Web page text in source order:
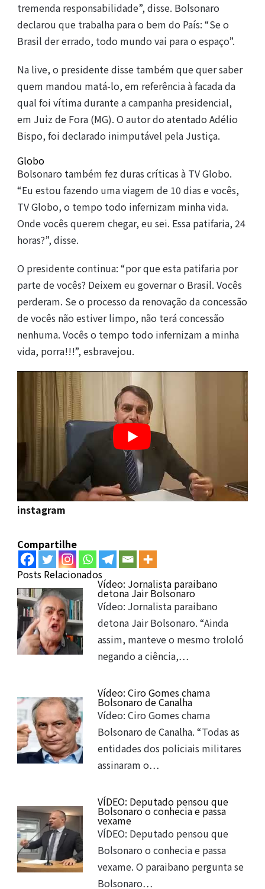
tremenda responsabilidade”, disse. Bolsonaro
declarou que trabalha para o bem do País: “Se o
Brasil der errado, todo mundo vai para o espaço”.
Na live, o presidente disse também que quer saber
quem mandou matá-lo, em referência à facada da
qual foi vítima durante a campanha presidencial,
em Juiz de Fora (MG). O autor do atentado Adélio
Bispo, foi declarado inimputável pela Justiça.
Globo
Bolsonaro também fez duras críticas à TV Globo.
“Eu estou fazendo uma viagem de 10 dias e vocês,
TV Globo, o tempo todo infernizam minha vida.
Onde vocês querem chegar, eu sei. Essa patifaria, 24
horas?”, disse.
O presidente continua: “por que esta patifaria por
parte de vocês? Deixem eu governar o Brasil. Vocês
perderam. Se o processo da renovação da concessão
de vocês não estiver limpo, não terá concessão
nenhuma. Vocês o tempo todo infernizam a minha
vida, porra!!!”, esbravejou.
instagram
Compartilhe
Posts Relacionados
Vídeo: Jornalista paraibano
detona Jair Bolsonaro
Vídeo: Jornalista paraibano
detona Jair Bolsonaro. “Ainda
assim, manteve o mesmo trololó
negando a ciência,…
Vídeo: Ciro Gomes chama
Bolsonaro de Canalha
Vídeo: Ciro Gomes chama
Bolsonaro de Canalha. “Todas as
entidades dos policiais militares
assinaram o…
VÍDEO: Deputado pensou que
Bolsonaro o conhecia e passa
vexame
VÍDEO: Deputado pensou que
Bolsonaro o conhecia e passa
vexame. O paraibano pergunta se
Bolsonaro…